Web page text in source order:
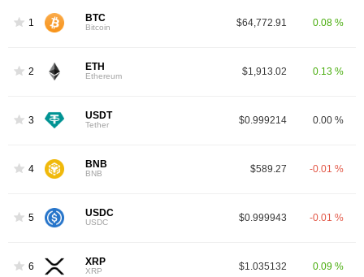
1 BTC
Bitcoin $64,772.91 0.08 %
2 ETH
Ethereum $1,913.02 0.13 %
3 USDT
Tether $0.999214 0.00 %
4 BNB
BNB $589.27 -0.01 %
5 USDC
USDC $0.999943 -0.01 %
6 XRP
XRP $1.035132 0.09 %